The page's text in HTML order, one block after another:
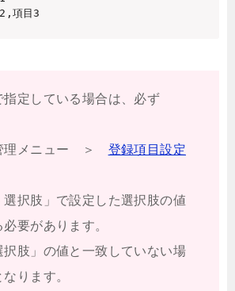
項目3
指定している場合は、必ず
理メニュー ＞ 登録項目設定
選択肢」で設定した選択肢の値
要があります。
択肢」の値と一致していない場
ります。